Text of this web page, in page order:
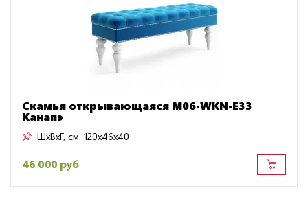
Скамья открывающаяся M06-WKN-E33
Канапэ
ШxВxГ, см: 120x46x40
46 000 руб